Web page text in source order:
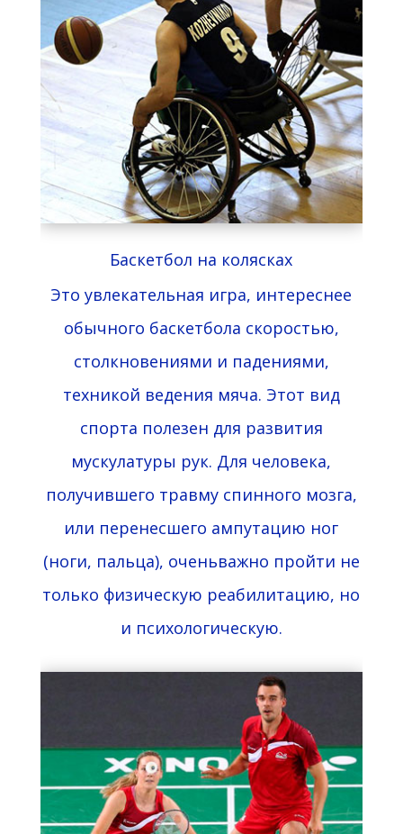
Баскетбол на колясках
Это увлекательная игра, интереснее
обычного баскетбола скоростью,
столкновениями и падениями,
техникой ведения мяча. Этот вид
спорта полезен для развития
мускулатуры рук. Для человека,
получившего травму спинного мозга,
или перенесшего ампутацию ног
(ноги, пальца), оченьважно пройти не
только физическую реабилитацию, но
и психологическую.